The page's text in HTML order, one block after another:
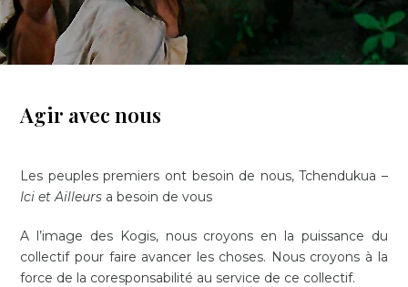
Agir avec nous
Les peuples premiers ont besoin de nous, Tchendukua –
Ici et Ailleurs a besoin de vous
A l’image des Kogis, nous croyons en la puissance du
collectif pour faire avancer les choses. Nous croyons à la
force de la coresponsabilité au service de ce collectif.